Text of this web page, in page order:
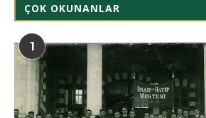
ÇOK OKUNANLAR
1